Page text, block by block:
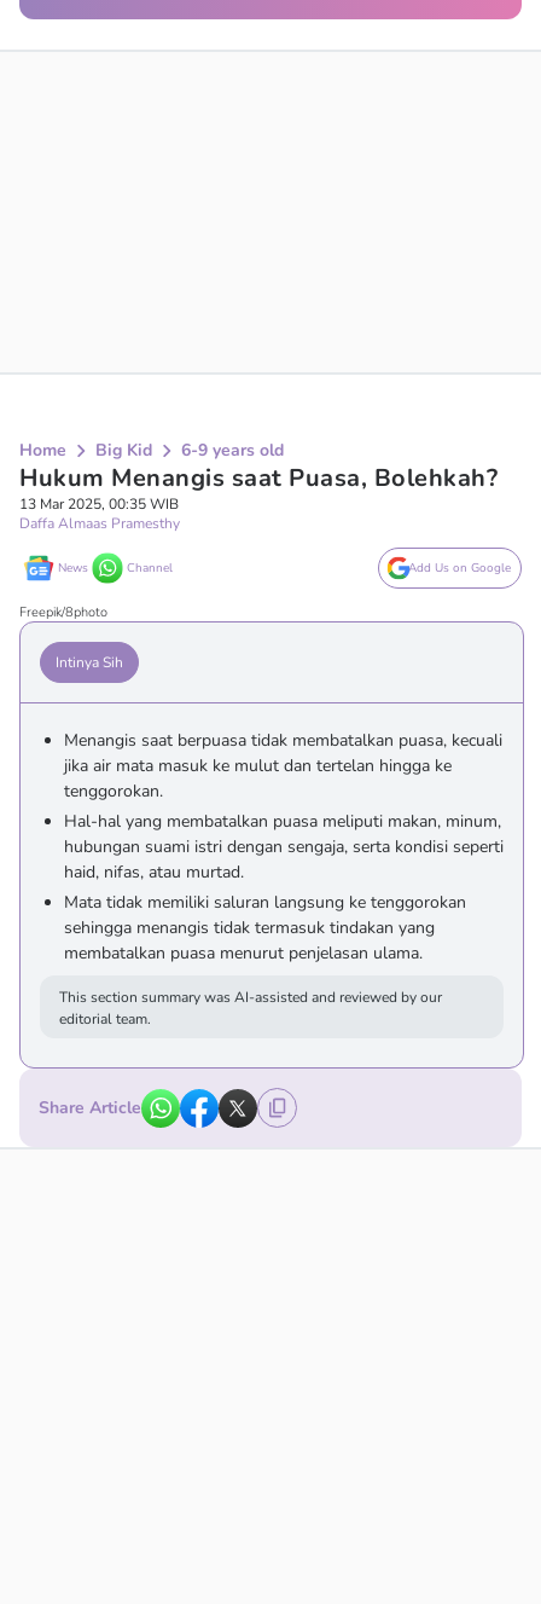
Home Big Kid 6-9 years old
Hukum Menangis saat Puasa, Bolehkah?
13 Mar 2025, 00:35 WIB
Daffa Almaas Pramesthy
News Channel Add Us on Google
Freepik/8photo
Intinya Sih
Menangis saat berpuasa tidak membatalkan puasa, kecuali
jika air mata masuk ke mulut dan tertelan hingga ke
tenggorokan.
Hal-hal yang membatalkan puasa meliputi makan, minum,
hubungan suami istri dengan sengaja, serta kondisi seperti
haid, nifas, atau murtad.
Mata tidak memiliki saluran langsung ke tenggorokan
sehingga menangis tidak termasuk tindakan yang
membatalkan puasa menurut penjelasan ulama.
This section summary was AI-assisted and reviewed by our
editorial team.
Share Article